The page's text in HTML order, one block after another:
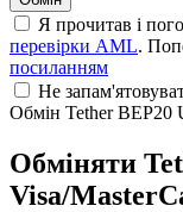
Я прочитав і
перевірки AML.
посиланням
Не
Обмін Tether BEP20
Обміняти
Visa/